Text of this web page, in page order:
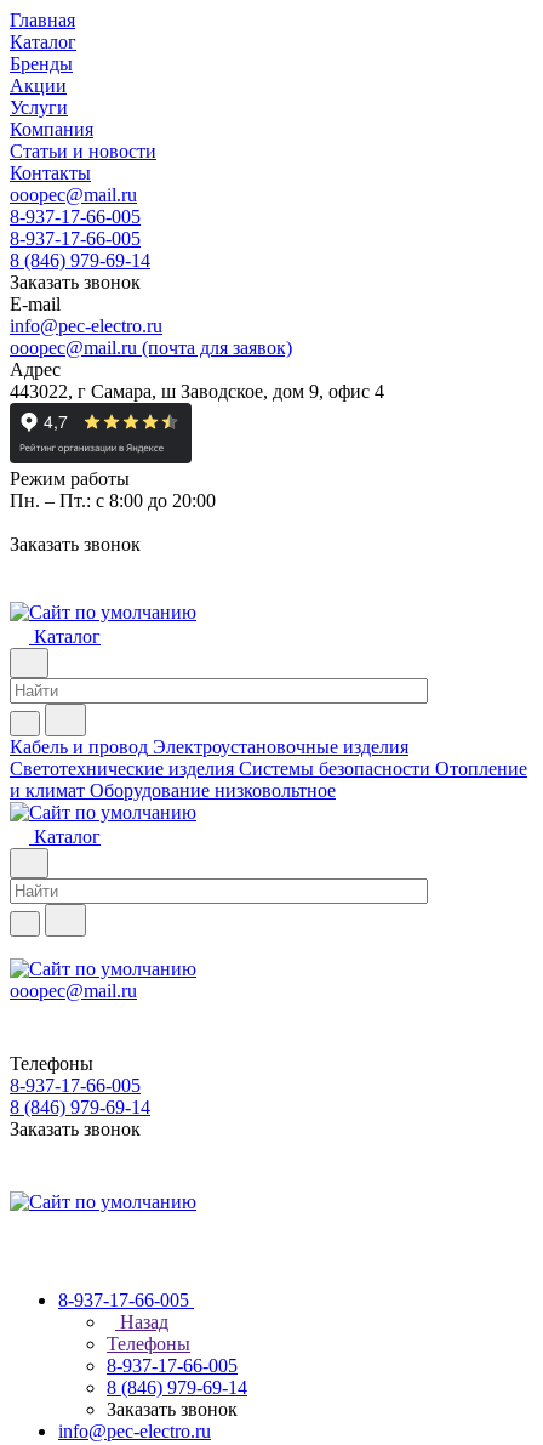
Главная
Каталог
Бренды
Акции
Услуги
Компания
Статьи и новости
Контакты
ooopec@mail.ru
8-937-17-66-005
8-937-17-66-005
8 (846) 979-69-14
Заказать звонок
E-mail
info@pec-electro.ru
ooopec@mail.ru (почта для заявок)
Адрес
443022, г Самара, ш Заводское, дом 9, офис 4
Режим работы
Пн. – Пт.: с 8:00 до 20:00
Заказать звонок
Каталог
Кабель и провод Электроустановочные изделия
Светотехнические изделия Системы безопасности Отопление
и климат Оборудование низковольтное
Каталог
ooopec@mail.ru
Телефоны
8-937-17-66-005
8 (846) 979-69-14
Заказать звонок
8-937-17-66-005
Назад
Телефоны
8-937-17-66-005
8 (846) 979-69-14
Заказать звонок
info@pec-electro.ru